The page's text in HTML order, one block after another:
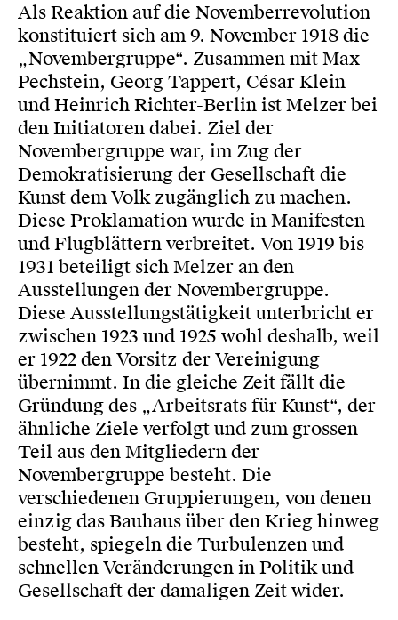
Als Reaktion auf die Novemberrevolution
konstituiert sich am 9. November 1918 die
„Novembergruppe“. Zusammen mit Max
Pechstein, Georg Tappert, César Klein
und Heinrich Richter-Berlin ist Melzer bei
den Initiatoren dabei. Ziel der
Novembergruppe war, im Zug der
Demokratisierung der Gesellschaft die
Kunst dem Volk zugänglich zu machen.
Diese Proklamation wurde in Manifesten
und Flugblättern verbreitet. Von 1919 bis
1931 beteiligt sich Melzer an den
Ausstellungen der Novembergruppe.
Diese Ausstellungstätigkeit unterbricht er
zwischen 1923 und 1925 wohl deshalb, weil
er 1922 den Vorsitz der Vereinigung
übernimmt. In die gleiche Zeit fällt die
Gründung des „Arbeitsrats für Kunst“, der
ähnliche Ziele verfolgt und zum grossen
Teil aus den Mitgliedern der
Novembergruppe besteht. Die
verschiedenen Gruppierungen, von denen
einzig das Bauhaus über den Krieg hinweg
besteht, spiegeln die Turbulenzen und
schnellen Veränderungen in Politik und
Gesellschaft der damaligen Zeit wider.